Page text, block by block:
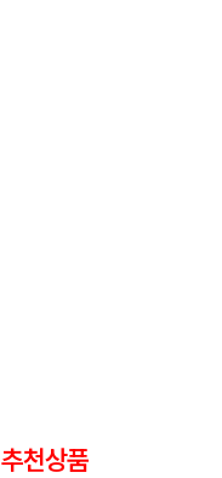
추천상품